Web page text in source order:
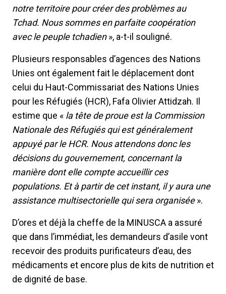
notre territoire pour créer des problèmes au
Tchad. Nous sommes en parfaite coopération
avec le peuple tchadien», a-t-il souligné.
Plusieurs responsables d’agences des Nations
Unies ont également fait le déplacement dont
celui du Haut-Commissariat des Nations Unies
pour les Réfugiés (HCR), Fafa Olivier Attidzah. Il
estime que « la tête de proue est la Commission
Nationale des Réfugiés qui est généralement
appuyé par le HCR. Nous attendons donc les
décisions du gouvernement, concernant la
manière dont elle compte accueillir ces
populations. Et à partir de cet instant, il y aura une
assistance multisectorielle qui sera organisée».
D’ores et déjà la cheffe de la MINUSCA a assuré
que dans l’immédiat, les demandeurs d’asile vont
recevoir des produits purificateurs d’eau, des
médicaments et encore plus de kits de nutrition et
de dignité de base.